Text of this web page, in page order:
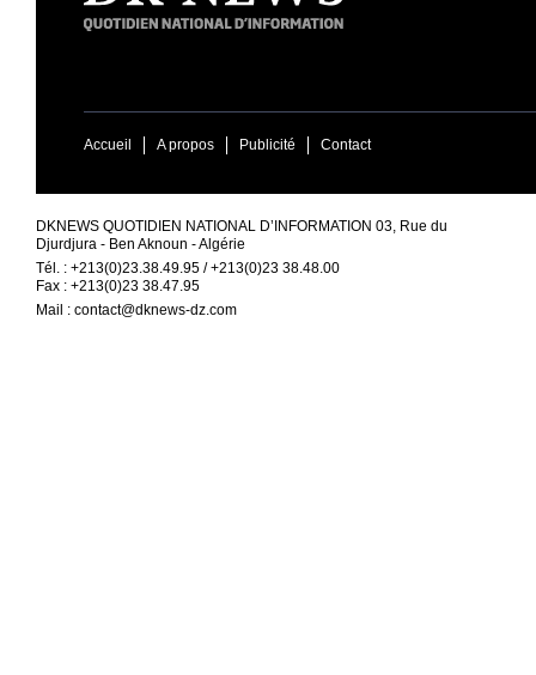
Accueil A propos Publicité Contact
DKNEWS QUOTIDIEN NATIONAL D’INFORMATION 03, Rue du
Djurdjura - Ben Aknoun - Algérie
Tél. : +213(0)23.38.49.95 / +213(0)23 38.48.00
Fax : +213(0)23 38.47.95
Mail : contact@dknews-dz.com